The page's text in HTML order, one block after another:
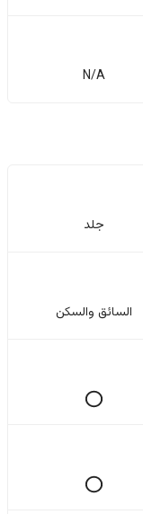
N/A
جلد
السائق والسکن